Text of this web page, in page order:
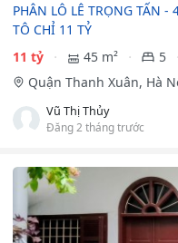
PHÂN LÔ LÊ TRỌNG TẤN -
TÔ CHỈ 11 TỶ
11 tỷ
45 m² 5
Quận Thanh Xuân, Hà
Vũ Thị Thủy
Đăng 2 tháng trước